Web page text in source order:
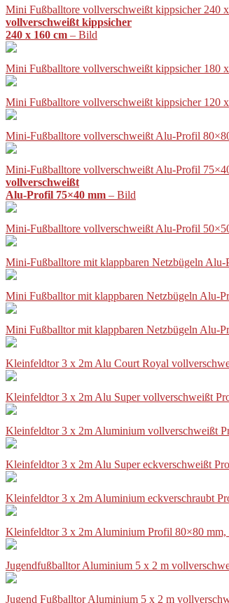
Mini Fußballtore vollverschweißt kippsicher 240
vollverschweißt kippsicher
240 x 160 cm – Bild
Mini Fußballtore vollverschweißt kippsicher 180
Mini Fußballtore vollverschweißt kippsicher 120
Mini-Fußballtore vollverschweißt Alu-Profil
Mini-Fußballtore vollverschweißt Alu-Profil
vollverschweißt
Alu-Profil 75×40 mm – Bild
Mini-Fußballtore vollverschweißt Alu-Profil
Mini-Fußballtore mit klappbaren Netzbügeln
Mini Fußballtor mit klappbaren Netzbügeln Alu-
Mini Fußballtor mit klappbaren Netzbügeln Alu-
Kleinfeldtor 3 x 2m Alu Court Royal
Kleinfeldtor 3 x 2m Alu Super vollverschweißt
Kleinfeldtor 3 x 2m Aluminium vollverschweißt
Kleinfeldtor 3 x 2m Alu Super eckverschweißt
Kleinfeldtor 3 x 2m Aluminium eckverschraubt
Kleinfeldtor 3 x 2m Aluminium Profil 80×80 mm,
Jugendfußballtor Aluminium 5 x 2 m
Jugend Fußballtor Aluminium 5 x 2 m